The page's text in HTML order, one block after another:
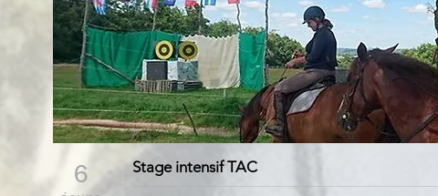
6 Stage intensif TAC